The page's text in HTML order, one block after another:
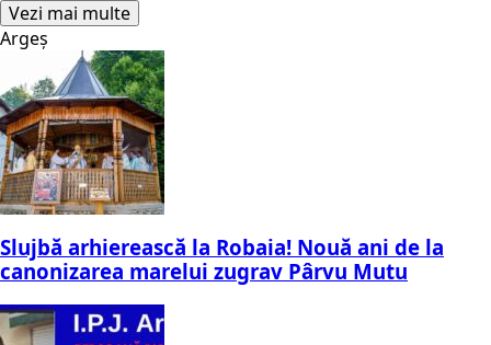
Vezi mai multe
Argeș
Slujbă arhierească la Robaia! Nouă ani de la
canonizarea marelui zugrav Pârvu Mutu